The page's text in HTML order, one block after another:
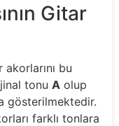
Gitar
akorlarını bu
tonu A olup
gösterilmektedir.
farklı tonlara